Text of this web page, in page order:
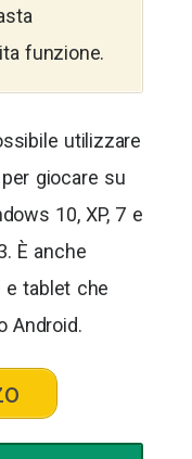
funzione.
utilizzare
per giocare su
10, XP, 7 e
È anche
e tablet che
Android.